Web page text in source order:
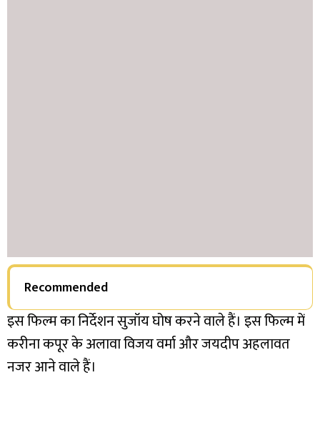
Recommended
इस फिल्म का निर्देशन सुजॉय घोष करने वाले हैं। इस फिल्म में
करीना कपूर के अलावा विजय वर्मा और जयदीप अहलावत
नजर आने वाले हैं।